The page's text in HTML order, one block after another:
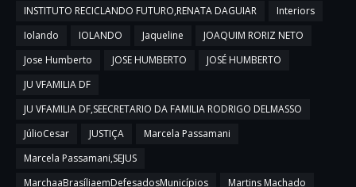
INSTITUTO RECICLANDO FUTURO,RENATA DAGUIAR
Interiors
Iolando
IOLANDO Jaqueline
JOAQUIM RORIZ NETO
Jose Humberto
JOSE HUMBERTO
JOSÉ HUMBERTO
JU VFAMILIA DF
JU VFAMILIA DF,SEECRETARIO DA FAMILIA RODRIGO DELMASSO
JúlioCesar
JUSTIÇA
Marcela Passamani
Marcela Passamani,SEJUS
MarchaaBrasíliaemDefesadosMunicípios
Martins Machado